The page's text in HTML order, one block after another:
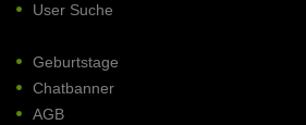
User Suche
Geburtstage
Chatbanner
AGB